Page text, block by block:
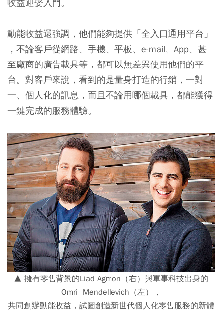
收益迎娶入門。
動能收益還強調，他們能夠提供「全入口通用平台」
，不論客戶從網路、手機、平板、e-mail、App、甚
至廠商的廣告載具等，都可以無差異使用他們的平
台。對客戶來說，看到的是量身打造的行銷，一對
一、個人化的訊息，而且不論用哪個載具，都能獲得
一鍵完成的服務體驗。
▲ 擁有零售背景的Liad Agmon（右）與軍事科技出身的
Omri Mendellevich（左），
共同創辦動能收益，試圖創造新世代個人化零售服務的新體